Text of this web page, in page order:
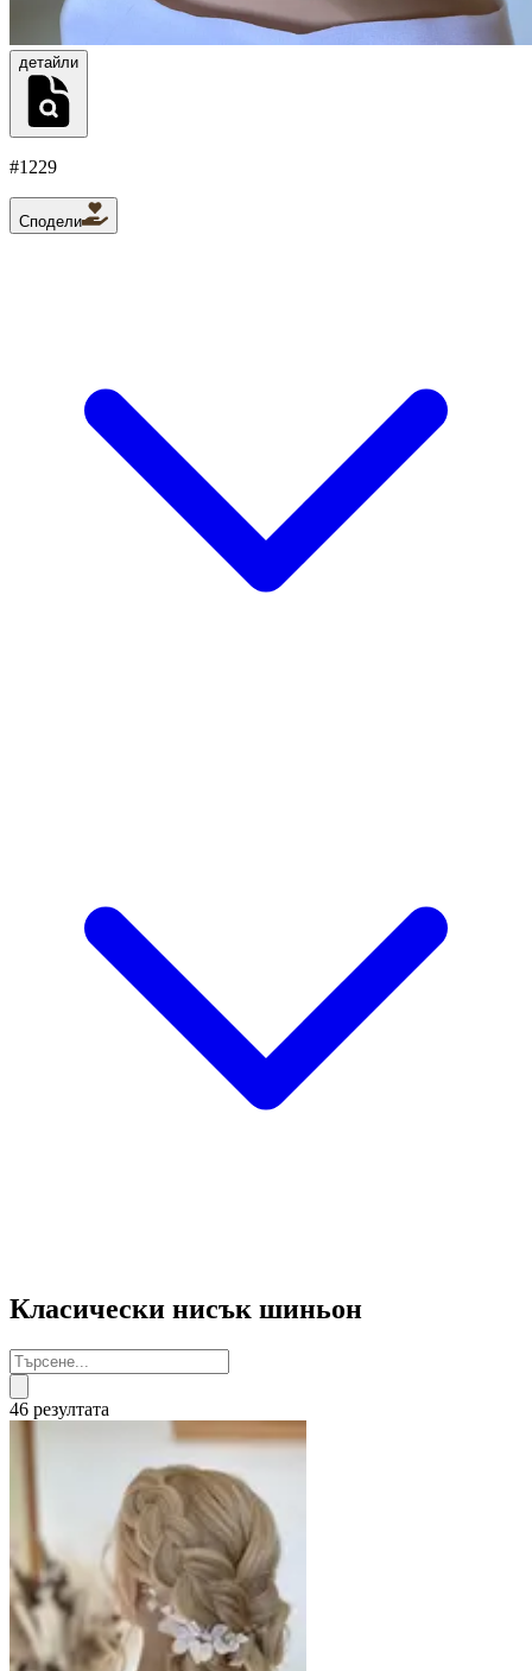
детайли
#1229
Сподели
Класически нисък шиньон
46 резултата